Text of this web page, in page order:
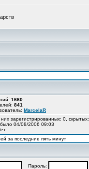
1660
841
MarcelaR
них зарегистрированных: 0,
было 04/08/2006 09:03
за последние пять минут
Пароль: